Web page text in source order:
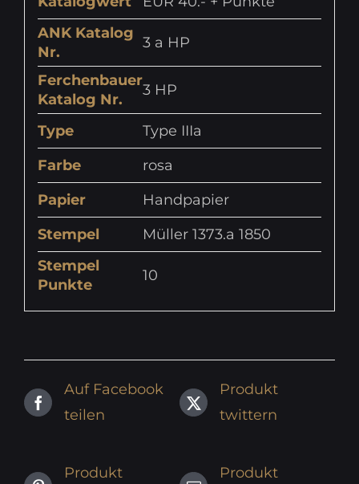
ANK Katalog
Nr.
3 a HP
Ferchenbauer
Katalog Nr.
3 HP
Type
Type IIIa
Farbe
rosa
Papier
Handpapier
Stempel
Müller 1373.a 1850
Stempel
Punkte
10
Auf Facebook
teilen
Produkt
twittern
Produkt
Produkt